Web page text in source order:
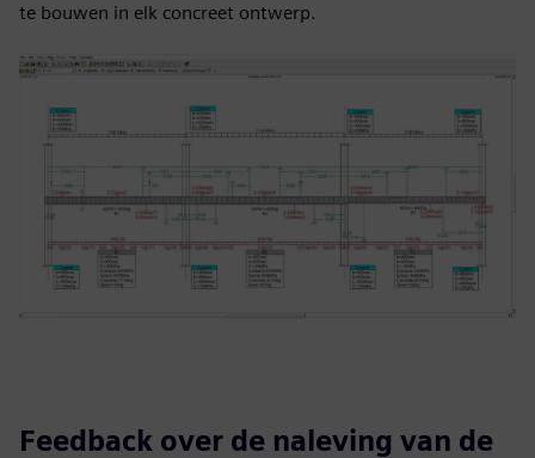
te bouwen in elk concreet ontwerp.
Feedback over de naleving van de